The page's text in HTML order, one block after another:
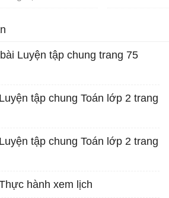
Luyện tập chung trang 75
tập chung Toán lớp 2 trang
tập chung Toán lớp 2 trang
hành xem lịch